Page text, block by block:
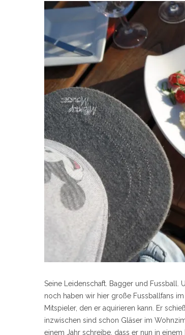
Seine Leidenschaft. Bagger und Fussball.
noch haben wir hier große Fussballfans
Mitspieler, den er aquirieren kann. Er
inzwischen sind schon Gläser im
einem Jahr schreibe, dass er nun in